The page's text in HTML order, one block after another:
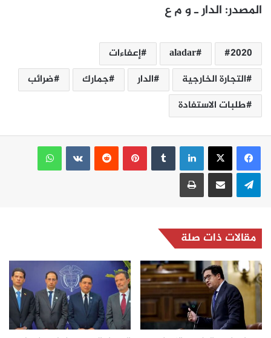
المصدر: الدار ـ و م ع
2020
aladar
إعفاءات
التجارة الخارجية
الدار جمارك
ضرائب
طلبات الاستفادة
لينكدإن بينتيريست
واتساب
تيلقرام مشاركة عبر البريد طباعة
مقالات ذات صلة